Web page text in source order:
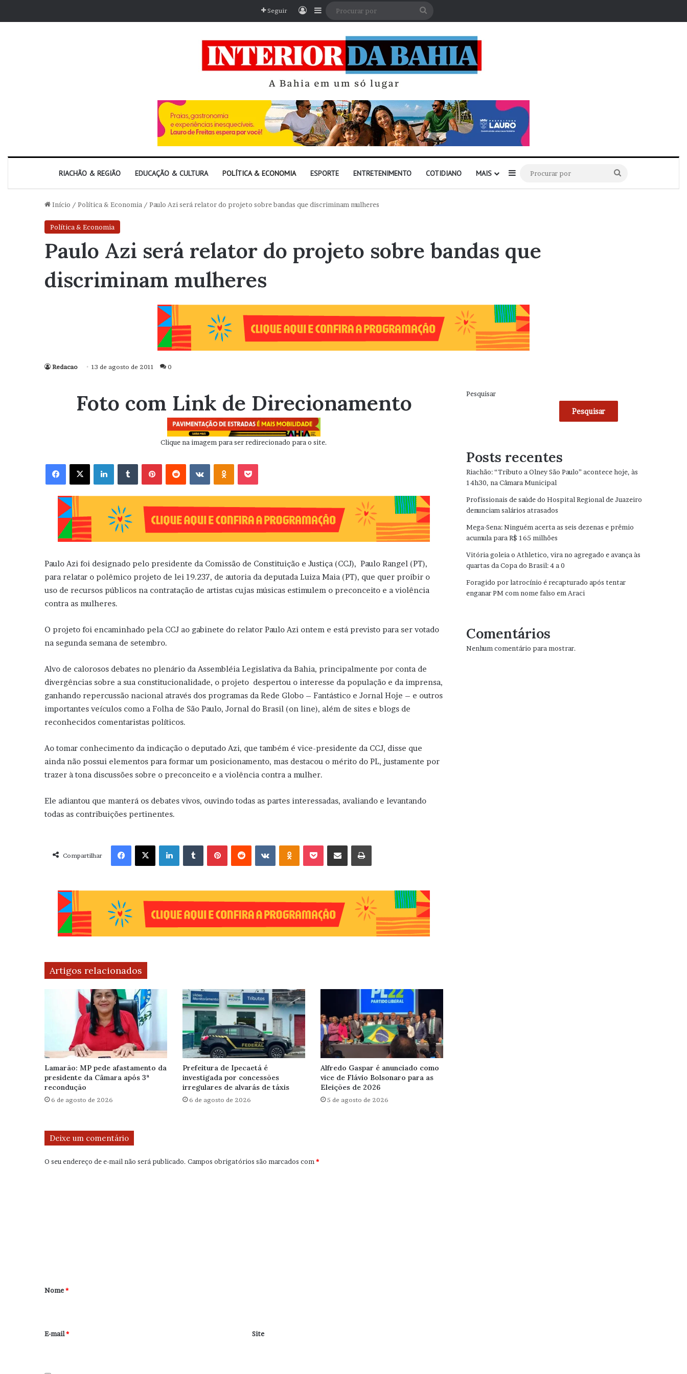
Seguir EntrarBarra Lateral
RIACHÃO & REGIÃO EDUCAÇÃO & CULTURA POLÍTICA & ECONOMIA ESPORTE ENTRETENIMENTO COTIDIANO MAIS Barra Lateral
por
Início / Política & Economia / Paulo Azi será relator do projeto sobre bandas que discriminam mulheres
Política & Economia
Paulo Azi será relator do projeto sobre bandas que
discriminam mulheres
Redacao 13 de agosto de 2011 0
Foto com Link de Direcionamento
Clique na imagem para ser redirecionado para o site.
Facebook X Linkedin VK OK
Paulo Azi foi designado pelo presidente da Comissão de Constituição e Justiça (CCJ), Paulo Rangel (PT),
para relatar o polêmico projeto de lei 19.237, de autoria da deputada Luiza Maia (PT), que quer proibir o
uso de recursos públicos na contratação de artistas cujas músicas estimulem o preconceito e a violência
contra as mulheres.
O projeto foi encaminhado pela CCJ ao gabinete do relator Paulo Azi ontem e está previsto para ser votado
na segunda semana de setembro.
Alvo de calorosos debates no plenário da Assembléia Legislativa da Bahia, principalmente por conta de
divergências sobre a sua constitucionalidade, o projeto despertou o interesse da população e da imprensa,
ganhando repercussão nacional através dos programas da Rede Globo – Fantástico e Jornal Hoje – e outros
importantes veículos como a Folha de São Paulo, Jornal do Brasil (on line), além de sites e blogs de
reconhecidos comentaristas políticos.
Ao tomar conhecimento da indicação o deputado Azi, que também é vice-presidente da CCJ, disse que
ainda não possui elementos para formar um posicionamento, mas destacou o mérito do PL, justamente por
trazer à tona discussões sobre o preconceito e a violência contra a mulher.
Ele adiantou que manterá os debates vivos, ouvindo todas as partes interessadas, avaliando e levantando
todas as contribuições pertinentes.
Compartilhar
Facebook X Linkedin VK OK
Artigos relacionados
Lamarão: MP pede afastamento da
presidente da Câmara após 3ª
recondução
6 de agosto de 2026
Prefeitura de Ipecaetá é
investigada por concessões
irregulares de alvarás de táxis
6 de agosto de 2026
Alfredo Gaspar é anunciado como
vice de Flávio Bolsonaro para as
Eleições de 2026
5 de agosto de 2026
Deixe um comentário
O seu endereço de e-mail não será publicado. Campos obrigatórios são marcados com*
r
*
Nome*
E-mail* Site
Pesquisar
Pesquisar
Posts recentes
Riachão: “Tributo a Olney São Paulo” acontece hoje, às
14h30, na Câmara Municipal
Profissionais de saúde do Hospital Regional de Juazeiro
denunciam salários atrasados
Mega-Sena: Ninguém acerta as seis dezenas e prêmio
acumula para R$ 165 milhões
Vitória goleia o Athletico, vira no agregado e avança às
quartas da Copa do Brasil: 4 a 0
Foragido por latrocínio é recapturado após tentar
enganar PM com nome falso em Araci
Comentários
Nenhum comentário para mostrar.